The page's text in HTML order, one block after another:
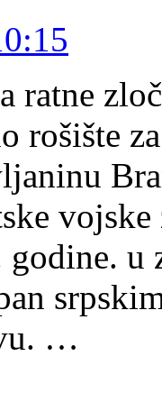
rošište
godine.
…